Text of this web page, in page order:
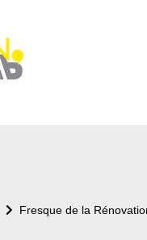
Fresque de la